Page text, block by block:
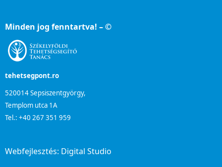
Minden jog fenntartva! – ©
tehetsegpont.ro
520014 Sepsiszentgyörgy,
Templom utca 1A
Tel.: +40 267 351 959
Webfejlesztés: Digital Studio